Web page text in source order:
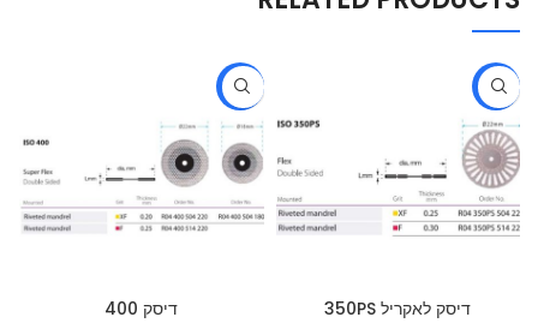
-29%
דיסק לאקריל 350PS
-29%
דיסק 400